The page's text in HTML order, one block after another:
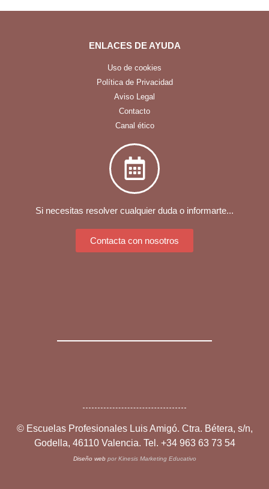
ENLACES DE AYUDA
Uso de cookies
Política de Privacidad
Aviso Legal
Contacto
Canal ético
Si necesitas resolver cualquier duda o informarte...
Contacta con nosotros
© Escuelas Profesionales Luis Amigó. Ctra. Bétera, s/n,
Godella, 46110 Valencia. Tel. +34 963 63 73 54
Diseño web por Kinesis Marketing Educativo